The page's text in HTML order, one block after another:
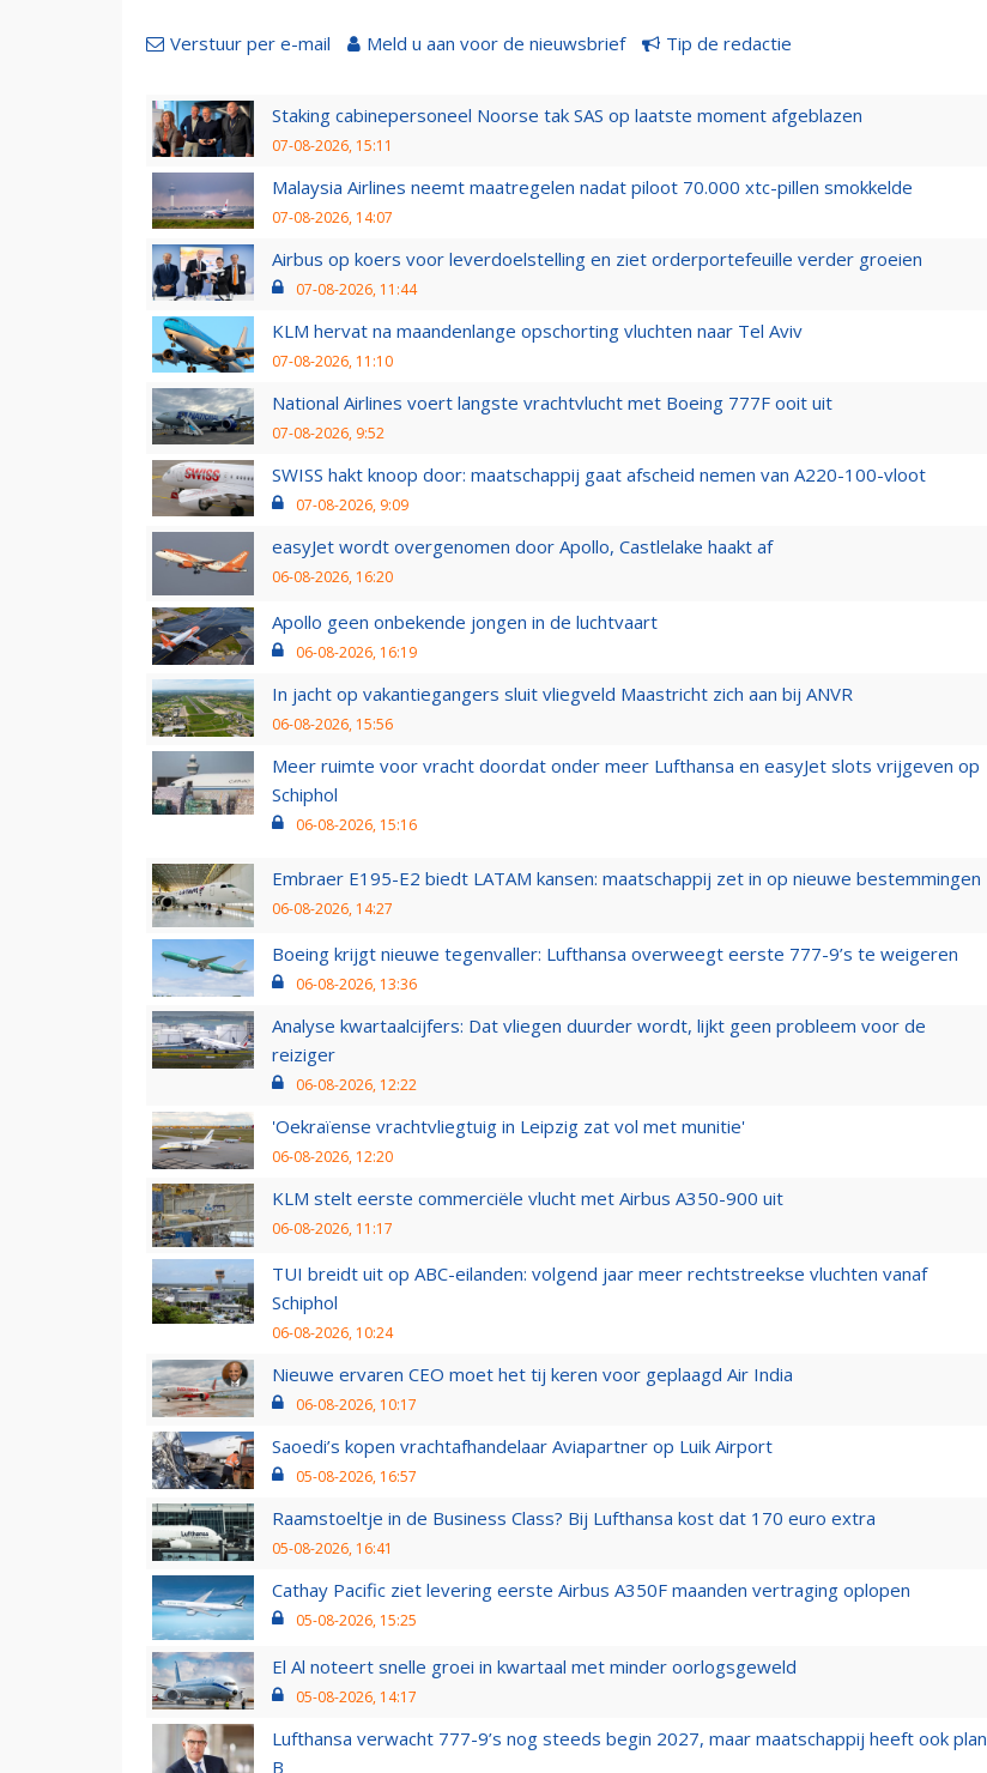
Verstuur per e-mail Meld u aan voor de nieuwsbrief Tip de redactie
Staking cabinepersoneel Noorse tak SAS op laatste moment afgeblazen
07-08-2026, 15:11
Malaysia Airlines neemt maatregelen nadat piloot 70.000 xtc-pillen smokkelde
07-08-2026, 14:07
Airbus op koers voor leverdoelstelling en ziet orderportefeuille verder groeien
07-08-2026, 11:44
KLM hervat na maandenlange opschorting vluchten naar Tel Aviv
07-08-2026, 11:10
National Airlines voert langste vrachtvlucht met Boeing 777F ooit uit
07-08-2026, 9:52
SWISS hakt knoop door: maatschappij gaat afscheid nemen van A220-100-vloot
07-08-2026, 9:09
easyJet wordt overgenomen door Apollo, Castlelake haakt af
06-08-2026, 16:20
Apollo geen onbekende jongen in de luchtvaart
06-08-2026, 16:19
In jacht op vakantiegangers sluit vliegveld Maastricht zich aan bij ANVR
06-08-2026, 15:56
Meer ruimte voor vracht doordat onder meer Lufthansa en easyJet slots vrijgeven op
Schiphol
06-08-2026, 15:16
Embraer E195-E2 biedt LATAM kansen: maatschappij zet in op nieuwe bestemmingen
06-08-2026, 14:27
Boeing krijgt nieuwe tegenvaller: Lufthansa overweegt eerste 777-9’s te weigeren
06-08-2026, 13:36
Analyse kwartaalcijfers: Dat vliegen duurder wordt, lijkt geen probleem voor de
reiziger
06-08-2026, 12:22
'Oekraïense vrachtvliegtuig in Leipzig zat vol met munitie'
06-08-2026, 12:20
KLM stelt eerste commerciële vlucht met Airbus A350-900 uit
06-08-2026, 11:17
TUI breidt uit op ABC-eilanden: volgend jaar meer rechtstreekse vluchten vanaf
Schiphol
06-08-2026, 10:24
Nieuwe ervaren CEO moet het tij keren voor geplaagd Air India
06-08-2026, 10:17
Saoedi’s kopen vrachtafhandelaar Aviapartner op Luik Airport
05-08-2026, 16:57
Raamstoeltje in de Business Class? Bij Lufthansa kost dat 170 euro extra
05-08-2026, 16:41
Cathay Pacific ziet levering eerste Airbus A350F maanden vertraging oplopen
05-08-2026, 15:25
El Al noteert snelle groei in kwartaal met minder oorlogsgeweld
05-08-2026, 14:17
Lufthansa verwacht 777-9’s nog steeds begin 2027, maar maatschappij heeft ook plan
B